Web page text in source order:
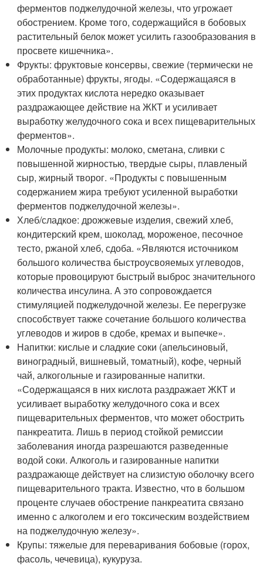
ферментов поджелудочной железы, что угрожает
обострением. Кроме того, содержащийся в бобовых
растительный белок может усилить газообразования в
просвете кишечника».
Фрукты: фруктовые консервы, свежие (термически не
обработанные) фрукты, ягоды. «Содержащаяся в
этих продуктах кислота нередко оказывает
раздражающее действие на ЖКТ и усиливает
выработку желудочного сока и всех пищеварительных
ферментов».
Молочные продукты: молоко, сметана, сливки с
повышенной жирностью, твердые сыры, плавленый
сыр, жирный творог. «Продукты с повышенным
содержанием жира требуют усиленной выработки
ферментов поджелудочной железы».
Хлеб/сладкое: дрожжевые изделия, свежий хлеб,
кондитерский крем, шоколад, мороженое, песочное
тесто, ржаной хлеб, сдоба. «Являются источником
большого количества быстроусвояемых углеводов,
которые провоцируют быстрый выброс значительного
количества инсулина. А это сопровождается
стимуляцией поджелудочной железы. Ее перегрузке
способствует также сочетание большого количества
углеводов и жиров в сдобе, кремах и выпечке».
Напитки: кислые и сладкие соки (апельсиновый,
виноградный, вишневый, томатный), кофе, черный
чай, алкогольные и газированные напитки.
«Содержащаяся в них кислота раздражает ЖКТ и
усиливает выработку желудочного сока и всех
пищеварительных ферментов, что может обострить
панкреатита. Лишь в период стойкой ремиссии
заболевания иногда разрешаются разведенные
водой соки. Алкоголь и газированные напитки
раздражающе действует на слизистую оболочку всего
пищеварительного тракта. Известно, что в большом
проценте случаев обострение панкреатита связано
именно с алкоголем и его токсическим воздействием
на поджелудочную железу».
Крупы: тяжелые для переваривания бобовые (горох,
фасоль, чечевица), кукуруза.